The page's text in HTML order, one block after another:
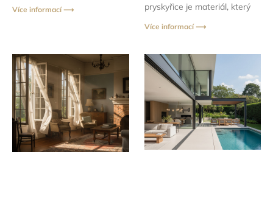
Více informací ⟶
pryskyřice je materiál, který
Více informací ⟶